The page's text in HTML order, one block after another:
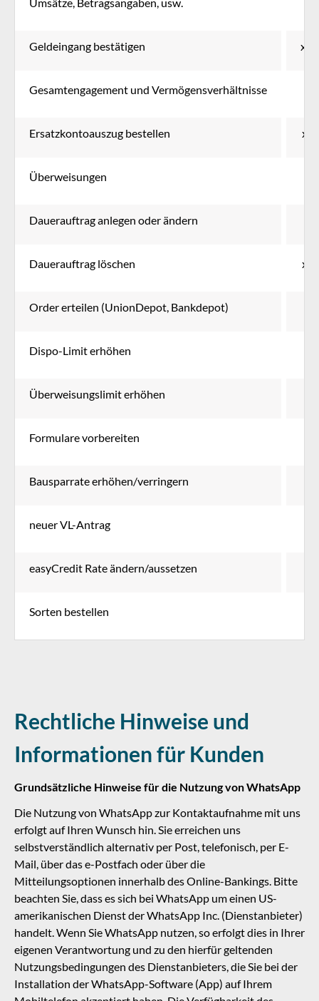
Geldeingang bestätigen x
Gesamtengagement und Vermögensverhältnisse
Ersatzkontoauszug bestellen x
Überweisungen
Dauerauftrag anlegen oder ändern
Dauerauftrag löschen x
Order erteilen (UnionDepot, Bankdepot)
Dispo-Limit erhöhen
Überweisungslimit erhöhen
Formulare vorbereiten
Bausparrate erhöhen/verringern
neuer VL-Antrag
easyCredit Rate ändern/aussetzen
Sorten bestellen
Rechtliche Hinweise und
Informationen für Kunden
Grundsätzliche Hinweise für die Nutzung von WhatsApp
Die Nutzung von WhatsApp zur Kontaktaufnahme mit uns
erfolgt auf Ihren Wunsch hin. Sie erreichen uns
selbstverständlich alternativ per Post, telefonisch, per E-
Mail, über das e-Postfach oder über die
Mitteilungsoptionen innerhalb des Online-Bankings. Bitte
beachten Sie, dass es sich bei WhatsApp um einen US-
amerikanischen Dienst der WhatsApp Inc. (Dienstanbieter)
handelt. Wenn Sie WhatsApp nutzen, so erfolgt dies in Ihrer
eigenen Verantwortung und zu den hierfür geltenden
Nutzungsbedingungen des Dienstanbieters, die Sie bei der
Installation der WhatsApp-Software (App) auf Ihrem